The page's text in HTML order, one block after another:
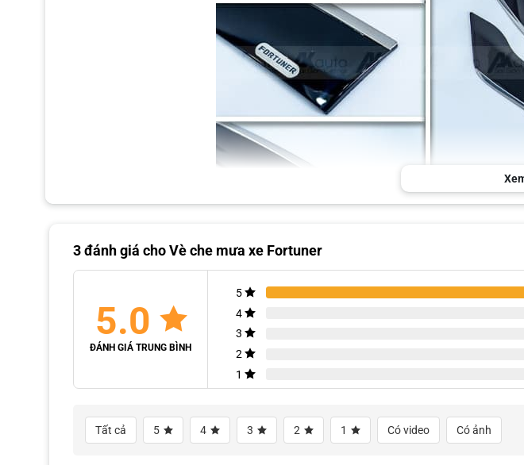
3 đánh giá choVè che mưa xe Fortuner
5.0
ĐÁNH GIÁ TRUNG BÌNH
5
4
3
2
1
Tất cả 5 4 3 2 1 Có video Có ảnh